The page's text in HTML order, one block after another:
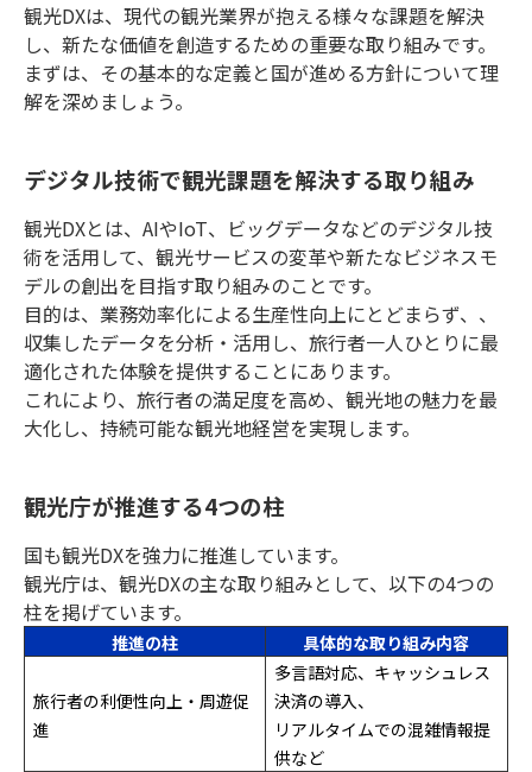
観光DXは、現代の観光業界が抱える様々な課題を解決
し、新たな価値を創造するための重要な取り組みです。
まずは、その基本的な定義と国が進める方針について理
解を深めましょう。
デジタル技術で観光課題を解決する取り組み
観光DXとは、AIやIoT、ビッグデータなどのデジタル技
術を活用して、観光サービスの変革や新たなビジネスモ
デルの創出を目指す取り組みのことです。
目的は、業務効率化による生産性向上にとどまらず、、
収集したデータを分析・活用し、旅行者一人ひとりに最
適化された体験を提供することにあります。
これにより、旅行者の満足度を高め、観光地の魅力を最
大化し、持続可能な観光地経営を実現します。
観光庁が推進する4つの柱
国も観光DXを強力に推進しています。
観光庁は、観光DXの主な取り組みとして、以下の4つの
柱を掲げています。
推進の柱 具体的な取り組み内容
旅行者の利便性向上・周遊促
進
多言語対応、キャッシュレス
決済の導入、
リアルタイムでの混雑情報提
供など